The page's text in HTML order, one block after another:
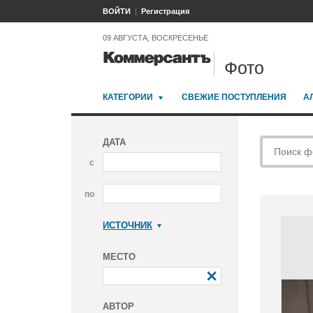
ВОЙТИ Регистрация
09 АВГУСТА, ВОСКРЕСЕНЬЕ
Фото
КАТЕГОРИИ СВЕЖИЕ ПОСТУПЛЕНИЯ
ДАТА
с
по
ИСТОЧНИК
МЕСТО
АВТОР